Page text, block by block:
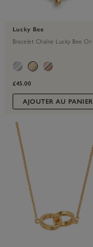
Lucky Bee
Bracelet Chaîne Lucky Bee Or
£45.00
AJOUTER AU PANIER